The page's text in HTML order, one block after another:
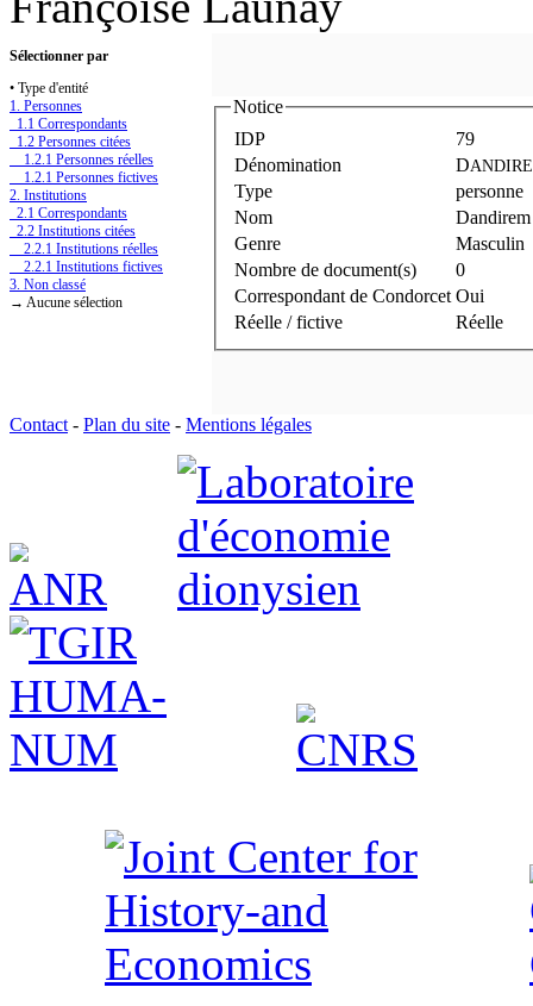
Sélectionner par
• Type d'entité
1. Personnes
1.1 Correspondants
1.2 Personnes citées
1.2.1 Personnes réelles
1.2.1 Personnes fictives
2. Institutions
2.1 Correspondants
2.2 Institutions citées
2.2.1 Institutions réelles
2.2.1 Institutions fictives
3. Non classé
→ Aucune sélection
Notice
IDP
79
Dénomination
D
Type
personne
Nom
Dandirem
Genre
Masculin
Nombre de document(s)
0
Correspondant de Condorcet Oui
Réelle / fictive
Réelle
Contact - Plan du site - Mentions légales